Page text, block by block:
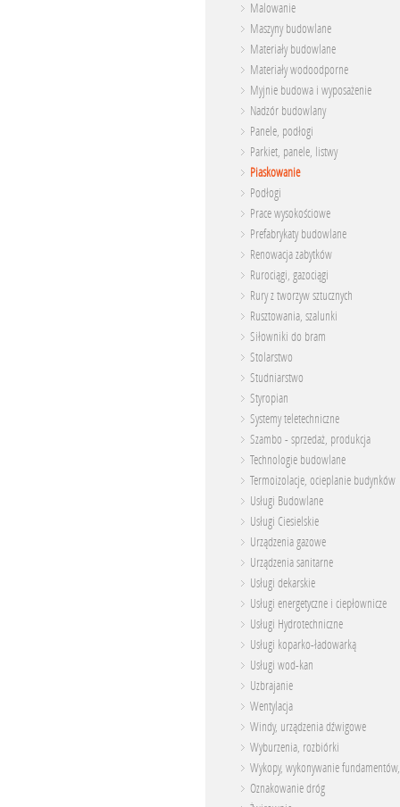
Malowanie
Maszyny budowlane
Materiały budowlane
Materiały wodoodporne
Myjnie budowa i wyposażenie
Nadzór budowlany
Panele, podłogi
Parkiet, panele, listwy
Piaskowanie
Podłogi
Prace wysokościowe
Prefabrykaty budowlane
Renowacja zabytków
Rurociągi, gazociągi
Rury z tworzyw sztucznych
Rusztowania, szalunki
Siłowniki do bram
Stolarstwo
Studniarstwo
Styropian
Systemy teletechniczne
Szambo - sprzedaż, produkcja
Technologie budowlane
Termoizolacje, ocieplanie budynków
Usługi Budowlane
Usługi Ciesielskie
Urządzenia gazowe
Urządzenia sanitarne
Usługi dekarskie
Usługi energetyczne i ciepłownicze
Usługi Hydrotechniczne
Usługi koparko-ładowarką
Usługi wod-kan
Uzbrajanie
Wentylacja
Windy, urządzenia dźwigowe
Wyburzenia, rozbiórki
Wykopy, wykonywanie
Oznakowanie dróg